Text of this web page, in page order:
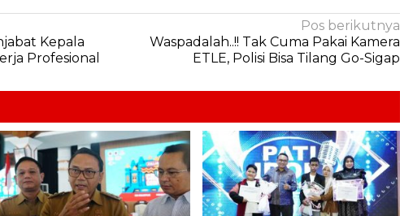
Kepala
Profesional
Pos berikutnya
Waspadalah..!! Tak Cuma Pakai Kamera
ETLE, Polisi Bisa Tilang Go-Sigap